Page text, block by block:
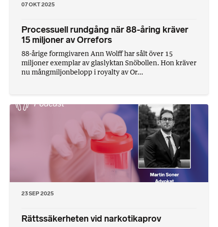
07 OKT 2025
Processuell rundgång när 88-åring kräver
15 miljoner av Orrefors
88-årige formgivaren Ann Wolff har sålt över 15
miljoner exemplar av glaslyktan Snöbollen. Hon kräver
nu mångmiljonbelopp i royalty av Or...
23 SEP 2025
Rättssäkerheten vid narkotikaprov